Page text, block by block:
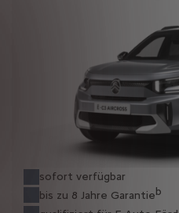
sofort verfügbar
bis zu 8 Jahre Garantieb